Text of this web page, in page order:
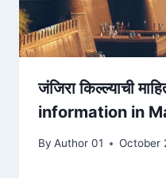
जंजिरा किल्ल्याची
information in
By Author 01 October